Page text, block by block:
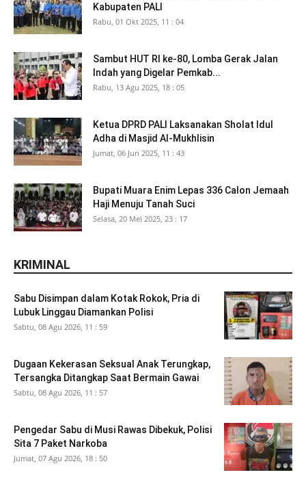
Kabupaten PALI
Rabu, 01 Okt 2025, 11 : 04
Sambut HUT RI ke-80, Lomba Gerak Jalan
Indah yang Digelar Pemkab...
Rabu, 13 Agu 2025, 18 : 05
Ketua DPRD PALI Laksanakan Sholat Idul
Adha di Masjid Al-Mukhlisin
Jumat, 06 Jun 2025, 11 : 43
Bupati Muara Enim Lepas 336 Calon Jemaah
Haji Menuju Tanah Suci
Selasa, 20 Mei 2025, 23 : 17
KRIMINAL
Sabu Disimpan dalam Kotak Rokok, Pria di
Lubuk Linggau Diamankan Polisi
Sabtu, 08 Agu 2026, 11 : 59
Dugaan Kekerasan Seksual Anak Terungkap,
Tersangka Ditangkap Saat Bermain Gawai
Sabtu, 08 Agu 2026, 11 : 57
Pengedar Sabu di Musi Rawas Dibekuk, Polisi
Sita 7 Paket Narkoba
Jumat, 07 Agu 2026, 18 : 50